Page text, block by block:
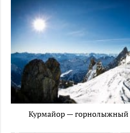
Курмайор — горнолыжный